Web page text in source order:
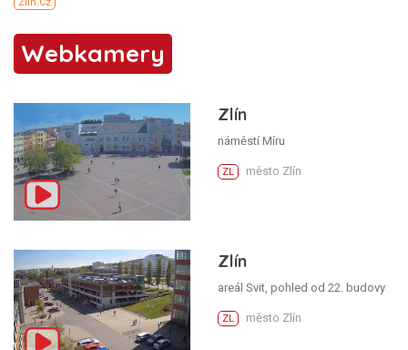
Webkamery
Zlín
náměstí Míru
ZL město Zlín
Zlín
areál Svit, pohled od 22. budovy
ZL město Zlín